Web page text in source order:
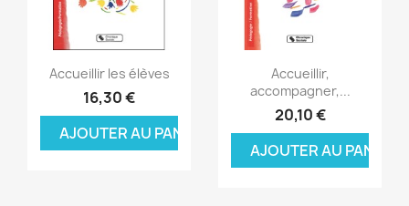
Aperçu rapide
Accueillir les élèves
16,30 €
AJOUTER AU PANIER
Aperçu rapide
Accueillir,
accompagner,...
20,10 €
AJOUTER AU PANIER